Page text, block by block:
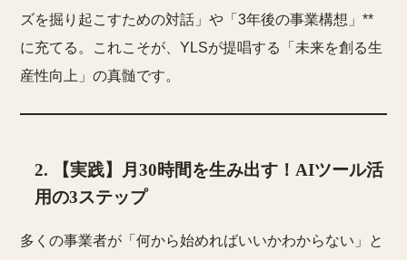
ズを掘り起こすための対話」や「3年後の事業構想」**
に充てる。これこそが、YLSが提唱する「未来を創る生
産性向上」の真髄です。
2. 【実践】月30時間を生み出す！AIツール活
用の3ステップ
多くの事業者が「何から始めればいいかわからない」と